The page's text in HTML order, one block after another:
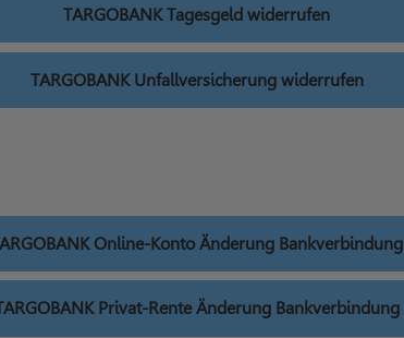
TARGOBANK Tagesgeld widerrufen
TARGOBANK Unfallversicherung widerrufen
Online-Konto Änderung Bankverbindung
Privat-Rente Änderung Bankverbindung